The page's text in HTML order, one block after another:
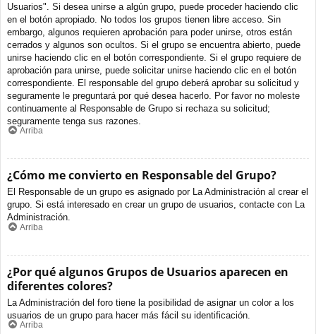
Usuarios". Si desea unirse a algún grupo, puede proceder haciendo clic
en el botón apropiado. No todos los grupos tienen libre acceso. Sin
embargo, algunos requieren aprobación para poder unirse, otros están
cerrados y algunos son ocultos. Si el grupo se encuentra abierto, puede
unirse haciendo clic en el botón correspondiente. Si el grupo requiere de
aprobación para unirse, puede solicitar unirse haciendo clic en el botón
correspondiente. El responsable del grupo deberá aprobar su solicitud y
seguramente le preguntará por qué desea hacerlo. Por favor no moleste
continuamente al Responsable de Grupo si rechaza su solicitud;
seguramente tenga sus razones.
Arriba
¿Cómo me convierto en Responsable del Grupo?
El Responsable de un grupo es asignado por La Administración al crear el
grupo. Si está interesado en crear un grupo de usuarios, contacte con La
Administración.
Arriba
¿Por qué algunos Grupos de Usuarios aparecen en
diferentes colores?
La Administración del foro tiene la posibilidad de asignar un color a los
usuarios de un grupo para hacer más fácil su identificación.
Arriba